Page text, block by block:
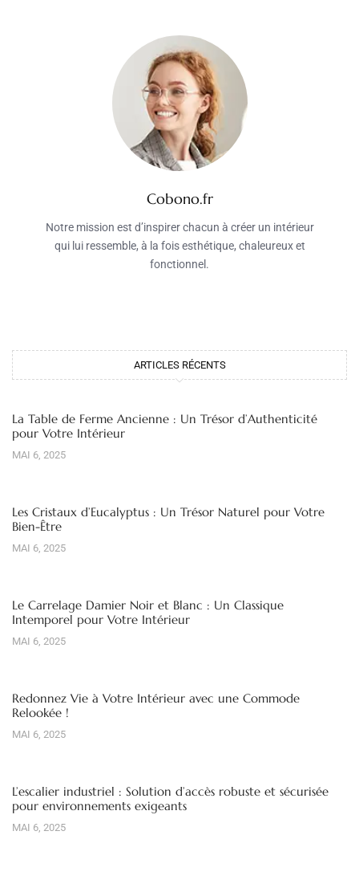
Cobono.fr
Notre mission est d’inspirer chacun à créer un intérieur
qui lui ressemble, à la fois esthétique, chaleureux et
fonctionnel.
ARTICLES RÉCENTS
La Table de Ferme Ancienne : Un Trésor d’Authenticité
pour Votre Intérieur
MAI 6, 2025
Les Cristaux d’Eucalyptus : Un Trésor Naturel pour Votre
Bien-Être
MAI 6, 2025
Le Carrelage Damier Noir et Blanc : Un Classique
Intemporel pour Votre Intérieur
MAI 6, 2025
Redonnez Vie à Votre Intérieur avec une Commode
Relookée !
MAI 6, 2025
L’escalier industriel : Solution d’accès robuste et sécurisée
pour environnements exigeants
MAI 6, 2025